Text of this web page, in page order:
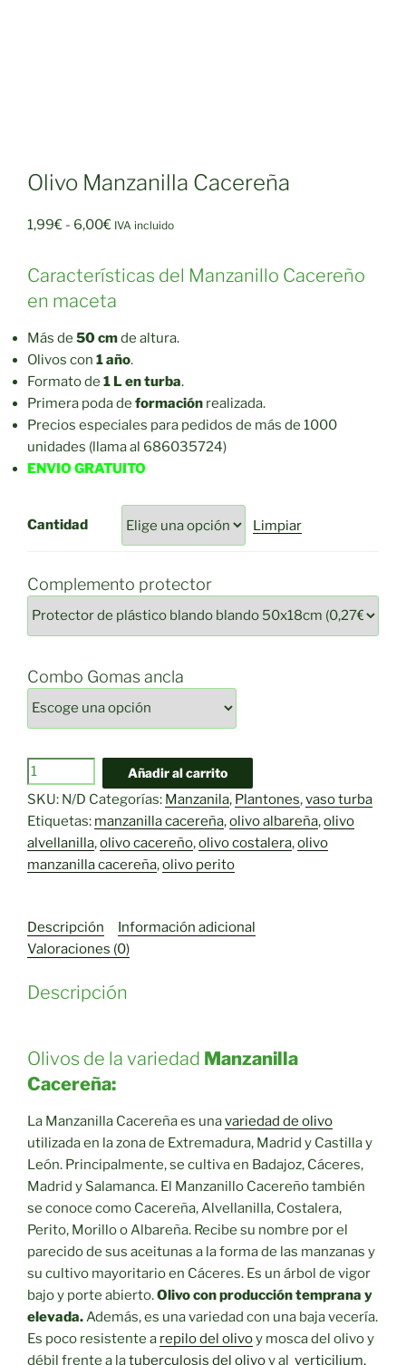
Olivo Manzanilla Cacereña
1,99€ - 6,00€Rango
precios:
1,99€
hasta
6,00€
IVA incluido
Características del Manzanillo Cacereño
en maceta
Más de 50 cmde altura.
Olivos con 1 año.
Formato de 1 L en turba.
Primera poda de formación realizada.
Precios especiales para pedidos de más de 1000
unidades (llama al 686035724)
ENVIO GRATUITO
Cantidad Limpiar
Complemento protector
Combo Gomas ancla
Olivo
Manzanilla
cantidad
Añadir al carrito
SKU: N/D Categorías: Manzanila, Plantones,vaso turba
Etiquetas: manzanilla cacereña,olivo albareña,olivo
alvellanilla,olivo cacereño,olivo costalera,olivo
manzanilla cacereña,olivo perito
Descripción
Información adicional
Valoraciones (0)
Descripción
Olivos de la variedad Manzanilla
Cacereña:
La Manzanilla Cacereña es unavariedad de olivo
utilizada en la zona de Extremadura, Madrid y Castilla y
León. Principalmente, se cultiva en Badajoz, Cáceres,
Madrid y Salamanca. El Manzanillo Cacereño también
se conoce como Cacereña, Alvellanilla, Costalera,
Perito, Morillo o Albareña. Recibe su nombre por el
parecido de sus aceitunas a la forma de las manzanas y
su cultivo mayoritario en Cáceres. Es un árbol de vigor
bajo y porte abierto.Olivo con producción temprana y
elevada.Además, es una variedad con una baja vecería.
Es poco resistente a repilo del olivoy mosca del olivo y
débil frente a latuberculosis del olivoy al verticilium.